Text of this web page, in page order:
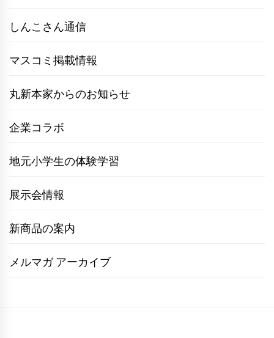
しんこさん通信
マスコミ掲載情報
丸新本家からのお知らせ
企業コラボ
地元小学生の体験学習
展示会情報
新商品の案内
メルマガ アーカイブ